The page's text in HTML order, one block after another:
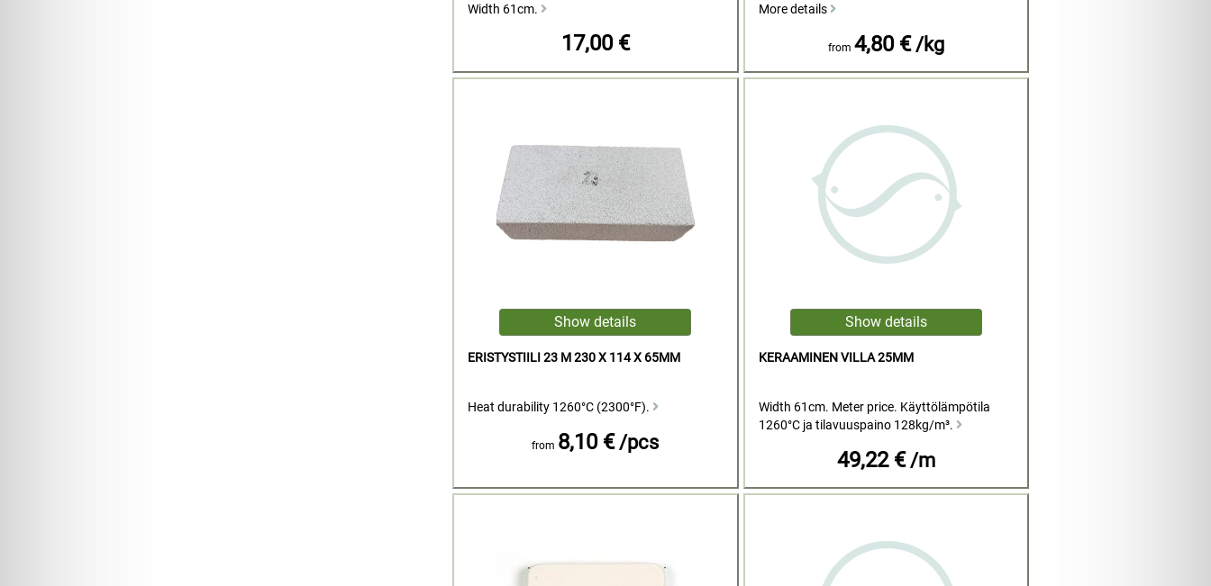
Width 61cm.
17,00 €
More details
from 4,80 € /kg
ERISTYSTIILI 23 M 230 X 114 X 65MM
Heat durability 1260°C (2300°F).
from 8,10 € /pcs
KERAAMINEN VILLA 25MM
Width 61cm. Meter price. Käyttölämpötila
1260°C ja tilavuuspaino 128kg/m³.
49,22 € /m